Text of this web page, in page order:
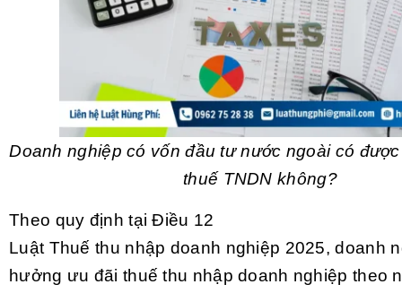
Doanh nghiệp có vốn đầu tư nước ngoài có
thuế TNDN không?
Theo quy định tại Điều 12
Luật Thuế thu nhập doanh nghiệp 2025, doanh
hưởng ưu đãi thuế thu nhập doanh nghiệp theo